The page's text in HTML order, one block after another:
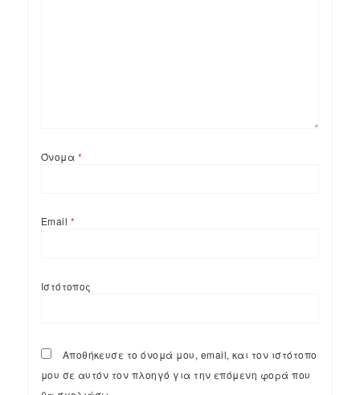
Όνομα *
Email *
Ιστότοπος
Αποθήκευσε το όνομά μου, email, και τον ιστότοπο
μου σε αυτόν τον πλοηγό για την επόμενη φορά που